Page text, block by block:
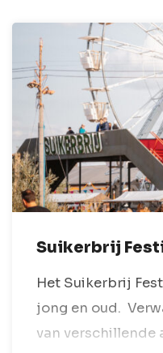
Suikerbrij
Het Suikerbrij
jong en oud.
van verschillende